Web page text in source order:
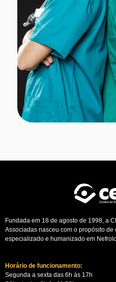
Fundada em 18 de agosto de 1998, a
Associadas nasceu com o propósito de
especializado e humanizado em
Horário de funcionamento:
Segunda a sexta das 6h às 17h